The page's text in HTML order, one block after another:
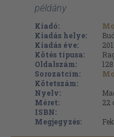
példány
Kiadó:
Kiadás helye:
Kiadás éve:
Kötés típusa:
Oldalszám:
128
Sorozatcím:
Kötetszám:
Nyelv:
Méret:
22
ISBN:
Megjegyzés: